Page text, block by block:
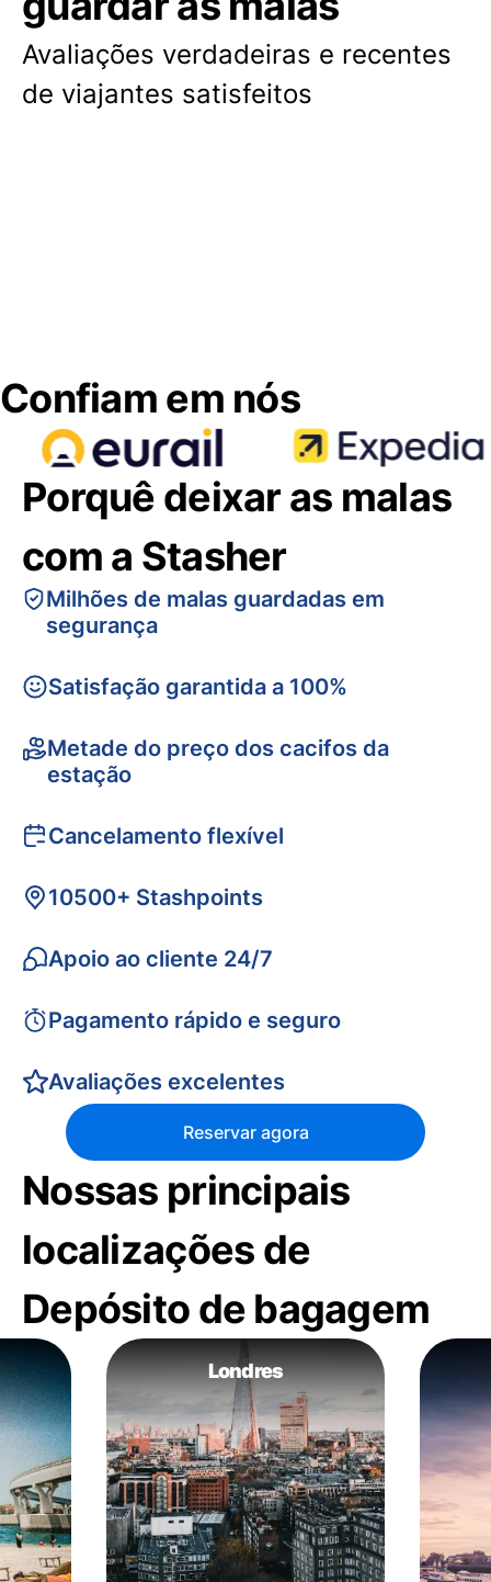
Avaliações verdadeiras e recentes
de viajantes satisfeitos
Confiam em nós
Porquê deixar as malas
com a Stasher
Milhões de malas guardadas em
segurança
Satisfação garantida a 100%
Metade do preço dos cacifos da
estação
Cancelamento flexível
10500+ Stashpoints
Apoio ao cliente 24/7
Pagamento rápido e seguro
Avaliações excelentes
Reservar agora
Nossas principais
localizações de
Depósito de bagagem
Londres